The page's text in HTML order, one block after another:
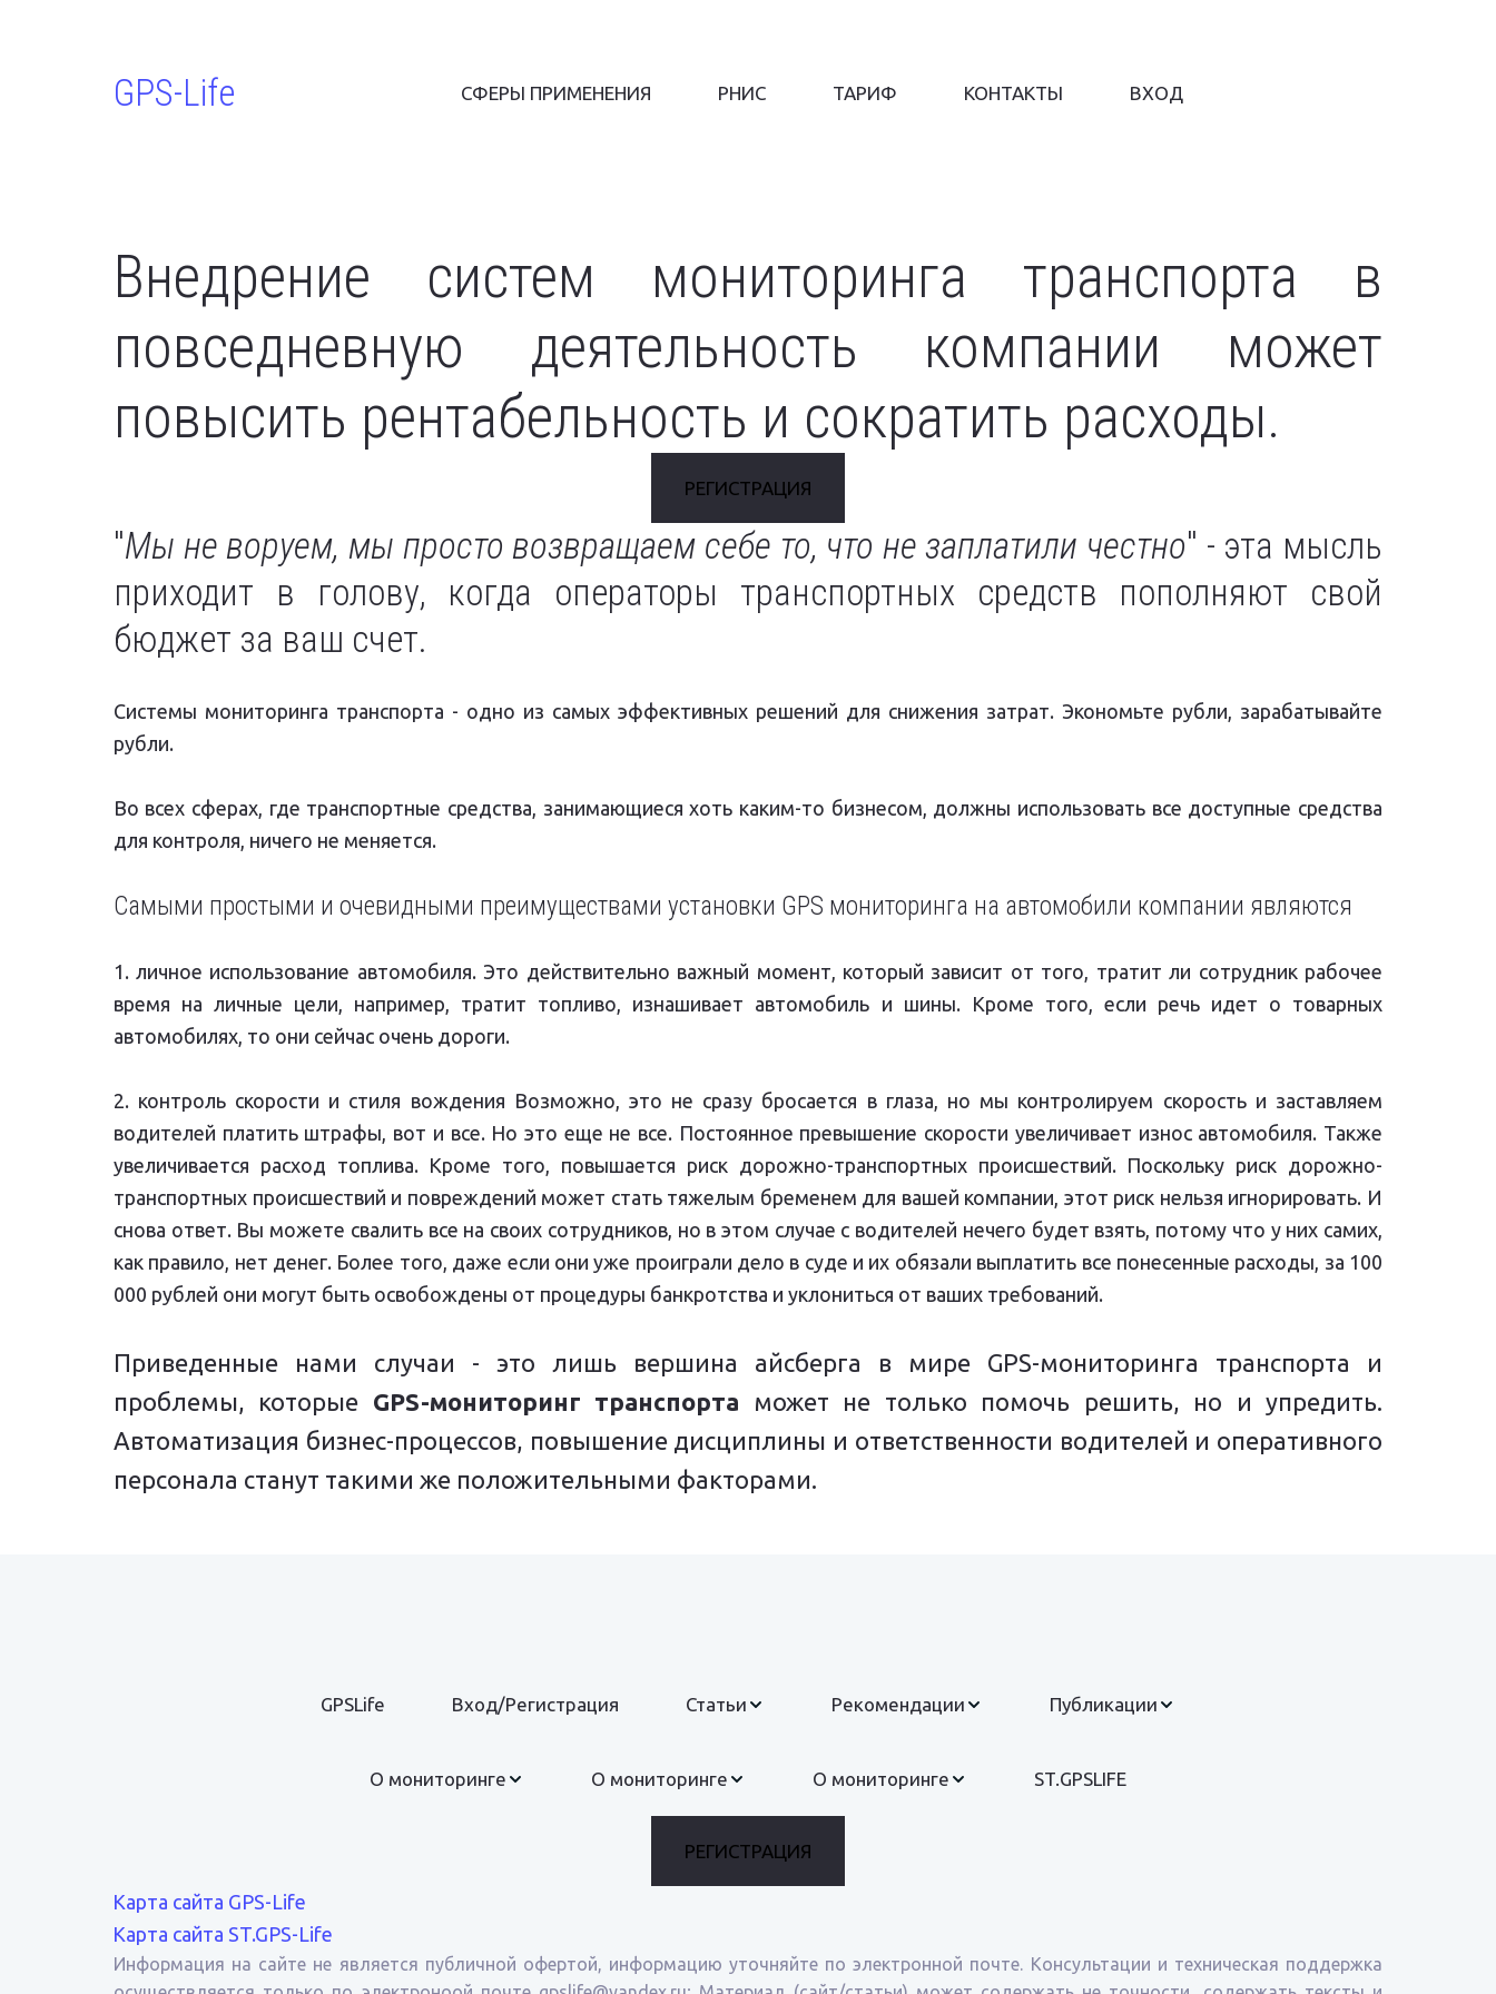
GPS-Life СФЕРЫ ПРИМЕНЕНИЯ РНИС ТАРИФ КОНТАКТЫ ВХОД
Внедрение систем мониторинга транспорта в
повседневную деятельность компании может
повысить рентабельность и сократить расходы.
РЕГИСТРАЦИЯ
"Мы не воруем, мы просто возвращаем себе то, что не заплатили честно" - эта мысль
приходит в голову, когда операторы транспортных средств пополняют свой
бюджет за ваш счет.
Системы мониторинга транспорта - одно из самых эффективных решений для снижения затрат. Экономьте рубли, зарабатывайте
рубли.
Во всех сферах, где транспортные средства, занимающиеся хоть каким-то бизнесом, должны использовать все доступные средства
для контроля, ничего не меняется.
Самыми простыми и очевидными преимуществами установки GPS мониторинга на автомобили компании являются
1. личное использование автомобиля. Это действительно важный момент, который зависит от того, тратит ли сотрудник рабочее
время на личные цели, например, тратит топливо, изнашивает автомобиль и шины. Кроме того, если речь идет о товарных
автомобилях, то они сейчас очень дороги.
2. контроль скорости и стиля вождения Возможно, это не сразу бросается в глаза, но мы контролируем скорость и заставляем
водителей платить штрафы, вот и все. Но это еще не все. Постоянное превышение скорости увеличивает износ автомобиля. Также
увеличивается расход топлива. Кроме того, повышается риск дорожно-транспортных происшествий. Поскольку риск дорожно-
транспортных происшествий и повреждений может стать тяжелым бременем для вашей компании, этот риск нельзя игнорировать. И
снова ответ. Вы можете свалить все на своих сотрудников, но в этом случае с водителей нечего будет взять, потому что у них самих,
как правило, нет денег. Более того, даже если они уже проиграли дело в суде и их обязали выплатить все понесенные расходы, за 100
000 рублей они могут быть освобождены от процедуры банкротства и уклониться от ваших требований.
Приведенные нами случаи - это лишь вершина айсберга в мире GPS-мониторинга транспорта и
проблемы, которые GPS-мониторинг транспорта может не только помочь решить, но и упредить.
Автоматизация бизнес-процессов, повышение дисциплины и ответственности водителей и оперативного
персонала станут такими же положительными факторами.
GPSLife Вход/Регистрация Статьи Рекомендации Публикации
О мониторинге О мониторинге О мониторинге ST.GPSLIFE
РЕГИСТРАЦИЯ
Карта сайта GPS-Life
Карта сайта ST.GPS-Life
Информация на сайте не является публичной офертой, информацию уточняйте по электронной почте. Консультации и техническая поддержка